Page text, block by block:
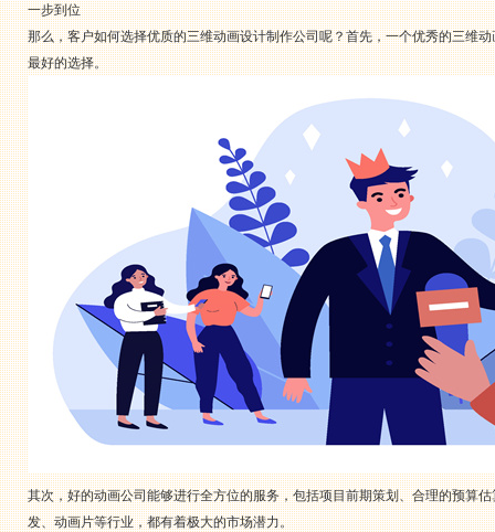
一步到位
那么，客户如何选择优质的三维动画设计制作公司呢？首先，一个优秀的三维
最好的选择。
其次，好的动画公司能够进行全方位的服务，包括项目前期策划、合理的预算
发、动画片等行业，都有着极大的市场潜力。